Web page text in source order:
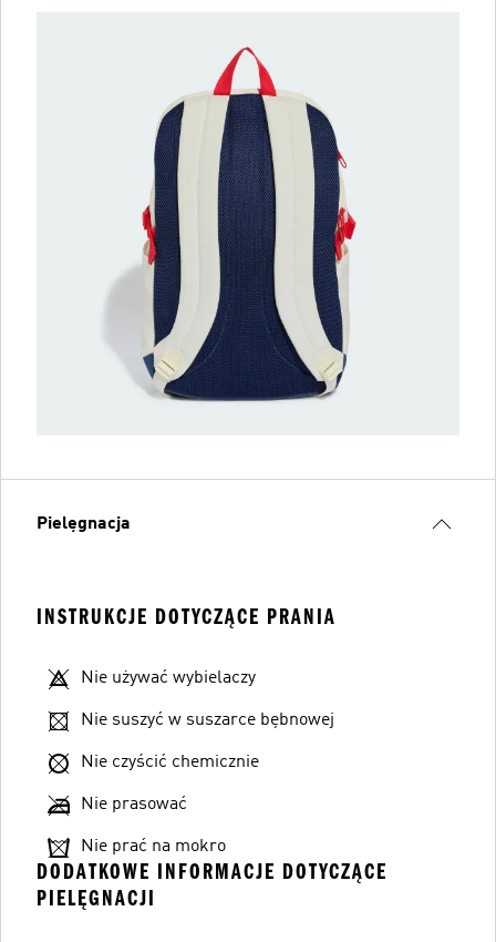
Pielęgnacja
INSTRUKCJE DOTYCZĄCE PRANIA
Nie używać wybielaczy
Nie suszyć w suszarce bębnowej
Nie czyścić chemicznie
Nie prasować
Nie prać na mokro
DODATKOWE INFORMACJE DOTYCZĄCE
PIELĘGNACJI